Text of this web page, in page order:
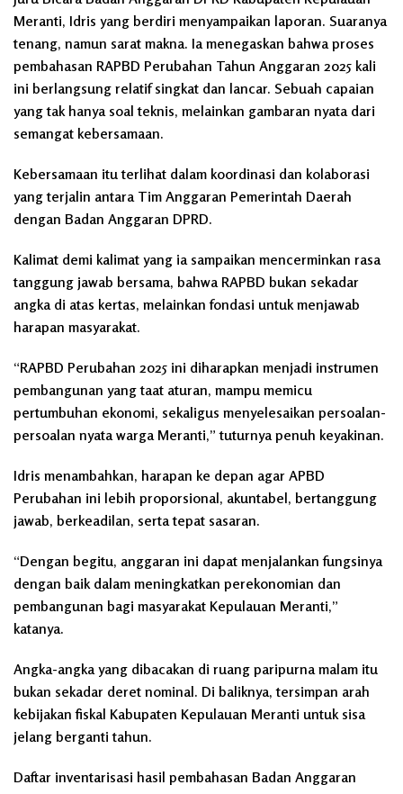
Meranti, Idris yang berdiri menyampaikan laporan. Suaranya
tenang, namun sarat makna. Ia menegaskan bahwa proses
pembahasan RAPBD Perubahan Tahun Anggaran 2025 kali
ini berlangsung relatif singkat dan lancar. Sebuah capaian
yang tak hanya soal teknis, melainkan gambaran nyata dari
semangat kebersamaan.
Kebersamaan itu terlihat dalam koordinasi dan kolaborasi
yang terjalin antara Tim Anggaran Pemerintah Daerah
dengan Badan Anggaran DPRD.
Kalimat demi kalimat yang ia sampaikan mencerminkan rasa
tanggung jawab bersama, bahwa RAPBD bukan sekadar
angka di atas kertas, melainkan fondasi untuk menjawab
harapan masyarakat.
“RAPBD Perubahan 2025 ini diharapkan menjadi instrumen
pembangunan yang taat aturan, mampu memicu
pertumbuhan ekonomi, sekaligus menyelesaikan persoalan-
persoalan nyata warga Meranti,” tuturnya penuh keyakinan.
Idris menambahkan, harapan ke depan agar APBD
Perubahan ini lebih proporsional, akuntabel, bertanggung
jawab, berkeadilan, serta tepat sasaran.
“Dengan begitu, anggaran ini dapat menjalankan fungsinya
dengan baik dalam meningkatkan perekonomian dan
pembangunan bagi masyarakat Kepulauan Meranti,”
katanya.
Angka-angka yang dibacakan di ruang paripurna malam itu
bukan sekadar deret nominal. Di baliknya, tersimpan arah
kebijakan fiskal Kabupaten Kepulauan Meranti untuk sisa
jelang berganti tahun.
Daftar inventarisasi hasil pembahasan Badan Anggaran